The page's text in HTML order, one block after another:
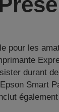
pour les
durant
Smart